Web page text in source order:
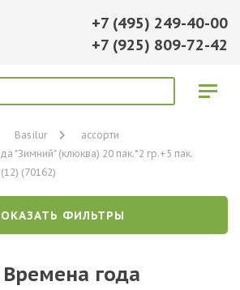
+7 (495) 249-40-00
+7 (925) 809-72-42
Basilur
ассорти
"Зимний" (клюква) 20 пак.*2 гр.+5 пак.
(70162)
ФИЛЬТРЫ
года